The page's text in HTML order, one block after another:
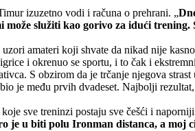
izuzetno vodi i računa o prehrani. „
služiti kao gorivo za idući
amateri koji shvate da nikad nije
i okrenuo se sportu, i to čak i
S obzirom da je trčanje njegova
je među prvih dvadeset. Najbolji
sve treninzi postaju sve češći i
je u biti polu Ironman distanca, a